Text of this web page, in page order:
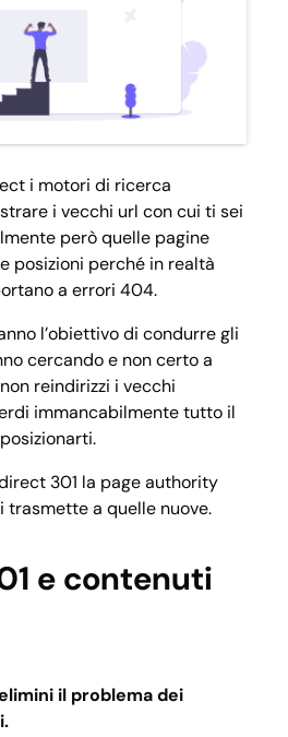
i motori di ricerca
i vecchi url con cui ti sei
però quelle pagine
posizioni perché in realtà
a errori 404.
l’obiettivo di condurre gli
cercando e non certo a
reindirizzi i vecchi
immancabilmente tutto il
301 la page authority
trasmette a quelle nuove.
e contenuti
il problema dei